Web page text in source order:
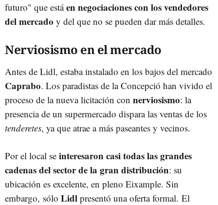
futuro" que estáen negociaciones con los vendedores
del mercado y del que no se pueden dar más detalles.
Nerviosismo en el mercado
Antes de Lidl, estaba instalado en los bajos del mercado
Caprabo. Los paradistas de la Concepció han vivido el
proceso de la nueva licitación con nerviosismo: la
presencia de un supermercado dispara las ventas de los
tenderetes, ya que atrae a más paseantes y vecinos.
Por el local se interesaron casi todas las grandes
cadenas del sector de la gran distribución: su
ubicación es excelente, en pleno Eixample. Sin
embargo, sólo Lidl presentó una oferta formal. El